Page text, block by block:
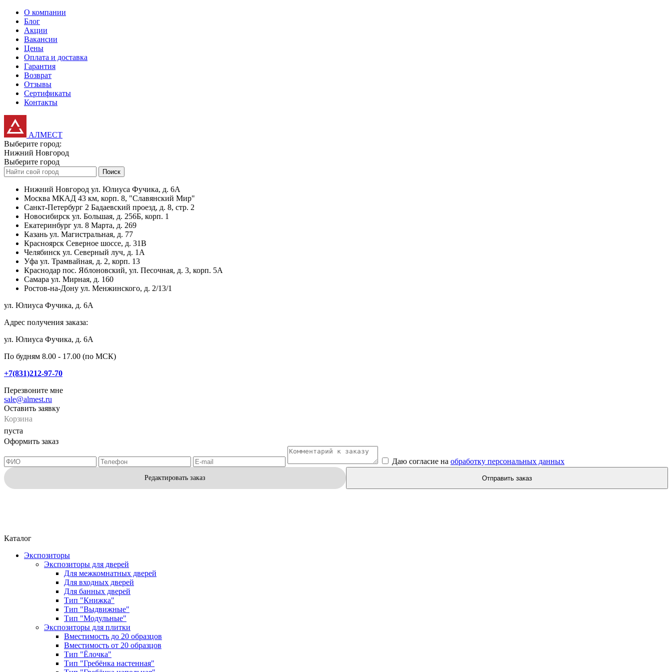
О компании
Блог
Акции
Вакансии
Цены
Оплата и доставка
Гарантия
Возврат
Отзывы
Сертификаты
Контакты
АЛМЕСТ
Выберите город:
Нижний Новгород
Выберите город
Поиск
Нижний Новгород ул. Юлиуса Фучика, д. 6А
Москва МКАД 43 км, корп. 8, "Славянский Мир"
Санкт-Петербург 2 Бадаевский проезд, д. 8, стр. 2
Новосибирск ул. Большая, д. 256Б, корп. 1
Екатеринбург ул. 8 Марта, д. 269
Казань ул. Магистральная, д. 77
Красноярск Северное шоссе, д. 31В
Челябинск ул. Северный луч, д. 1А
Уфа ул. Трамвайная, д. 2, корп. 13
Краснодар пос. Яблоновский, ул. Песочная, д. 3, корп. 5А
Самара ул. Мирная, д. 160
Ростов-на-Дону ул. Менжинского, д. 2/13/1
ул. Юлиуса Фучика, д. 6А
Адрес получения заказа:
ул. Юлиуса Фучика, д. 6А
По будням 8.00 - 17.00 (по МСК)
+7(831)212-97-70
Перезвоните мне
sale@almest.ru
Оставить заявку
Корзина
пуста
Оформить заказ
Даю согласие на обработку персональных данных
Редактировать заказ Отправить заказ
Каталог
Экспозиторы
Экспозиторы для дверей
Для межкомнатных дверей
Для входных дверей
Для банных дверей
Тип "Книжка"
Тип "Выдвижные"
Тип "Модульные"
Экспозиторы для плитки
Вместимость до 20 образцов
Вместимость от 20 образцов
Тип "Ёлочка"
Тип "Гребёнка настенная"